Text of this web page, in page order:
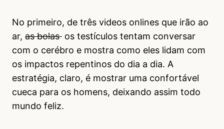
No primeiro, de três videos onlines que irão ao
ar, as bolas os testículos tentam conversar
com o cerébro e mostra como eles lidam com
os impactos repentinos do dia a dia. A
estratégia, claro, é mostrar uma confortável
cueca para os homens, deixando assim todo
mundo feliz.